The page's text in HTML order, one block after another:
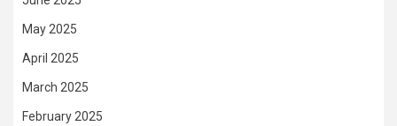
May 2025
April 2025
March 2025
February 2025